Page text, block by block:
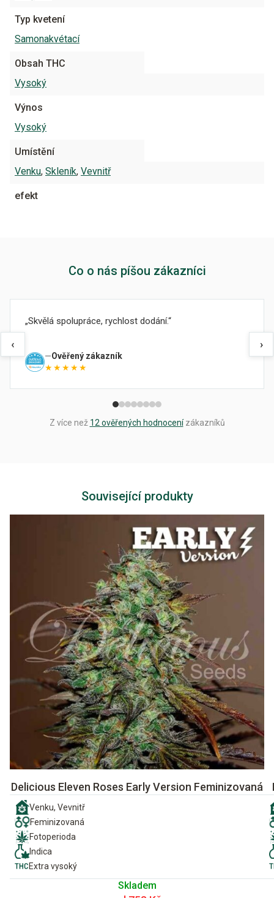
Typ kvetení
Samonakvétací
Obsah THC
Vysoký
Výnos
Vysoký
Umístění
Venku, Skleník, Vevnitř
efekt
Co o nás píšou zákazníci
‹
Skvělá spolupráce, rychlost dodání.
Ověřený zákazník
★★★★★
›
Z více než 12 ověřených hodnocenízákazníků
Související produkty
Delicious Eleven Roses Early Version Feminizovaná
Venku, Vevnitř
Feminizovaná
Fotoperioda
Indica
Extra vysoký
Skladem